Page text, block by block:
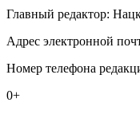
Главный редактор:
Адрес электронной
Номер телефона
0+